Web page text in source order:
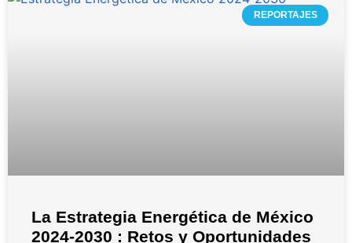
REPORTAJES
La Estrategia Energética de México
2024-2030 : Retos y Oportunidades